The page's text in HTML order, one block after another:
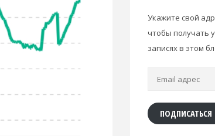
Укажите свой
чтобы получать
записях в этом
ПОДПИСАТЬСЯ